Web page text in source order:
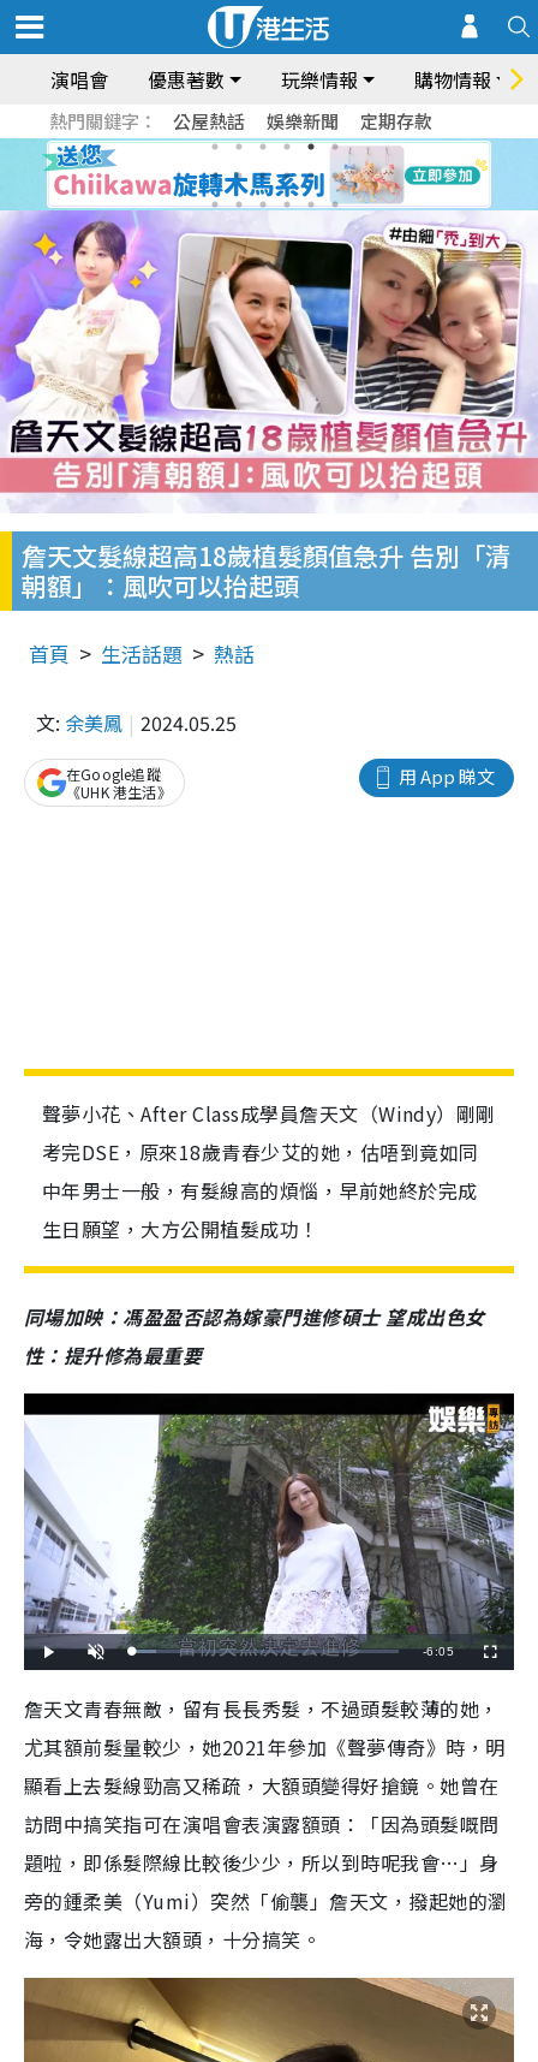
演唱會 優惠著數 玩樂情報 購物情報
熱門關鍵字： 公屋熱話 娛樂新聞 定期存款
詹天文髮線超高18歲植髮顏值急升 告別「清
朝額」：風吹可以抬起頭
首頁 生活話題 熱話
文: 余美鳳 2024.05.25
用 App 睇文
在Google追蹤
《UHK 港生活》
聲夢小花、After Class成學員詹天文（Windy）剛剛
考完DSE，原來18歲青春少艾的她，估唔到竟如同
中年男士一般，有髮線高的煩惱，早前她終於完成
生日願望，大方公開植髮成功！
同場加映：馮盈盈否認為嫁豪門進修碩士 望成出色女
性：提升修為最重要
l
n
t
e
L
o
e
d
8
.
8
%
R
a
n
i
n
T
-6:05
u
s
c
詹天文青春無敵，留有長長秀髮，不過頭髮較薄的她，
尤其額前髮量較少，她2021年參加《聲夢傳奇》時，明
顯看上去髮線勁高又稀疏，大額頭變得好搶鏡。她曾在
訪問中搞笑指可在演唱會表演露額頭：「因為頭髮嘅問
題啦，即係髮際線比較後少少，所以到時呢我會…」身
旁的鍾柔美（Yumi）突然「偷襲」詹天文，撥起她的瀏
海，令她露出大額頭，十分搞笑。